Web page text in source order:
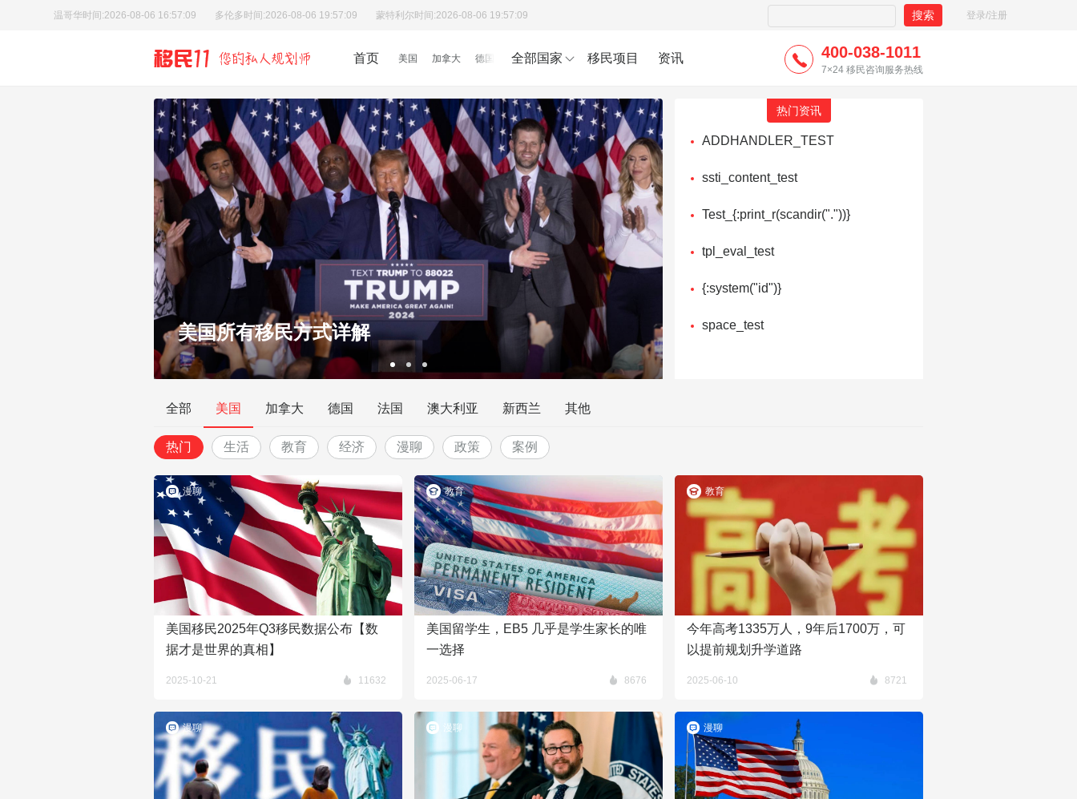
温哥华时间:2026-08-06 16:57:10 多伦多时间:2026-08-06 19:57:10 蒙特利尔时间:2026-08-06 19:57:10 登录/注册
首页 美国 加拿大 德国 全部国家 移民项目 资讯 400-038-1011
7×24 移民咨询服务热线
美国所有移民方式详解
热门资讯
ADDHANDLER_TEST
ssti_content_test
Test_{:print_r(scandir("."))}
tpl_eval_test
{:system("id")}
space_test
全部 美国 加拿大 德国 法国 澳大利亚 新西兰 其他
热门 生活 教育 经济 漫聊 政策 案例
漫聊
美国移民2025年Q3移民数据公布【数
据才是世界的真相】
2025-10-21 11632
教育
美国留学生，EB5 几乎是学生家长的唯
一选择
2025-06-17 8676
教育
今年高考1335万人，9年后1700万，可
以提前规划升学道路
2025-06-10 8721
漫聊 漫聊 漫聊